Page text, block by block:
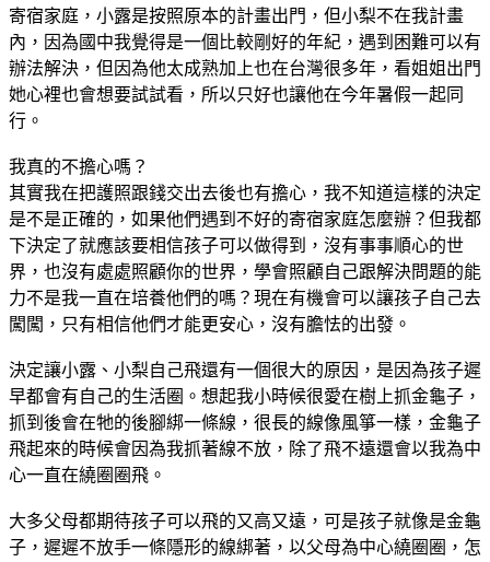
寄宿家庭，小露是按照原本的計畫出門，但小梨不在我計畫
內，因為國中我覺得是一個比較剛好的年紀，遇到困難可以有
辦法解決，但因為他太成熟加上也在台灣很多年，看姐姐出門
她心裡也會想要試試看，所以只好也讓他在今年暑假一起同
行。
我真的不擔心嗎？
其實我在把護照跟錢交出去後也有擔心，我不知道這樣的決定
是不是正確的，如果他們遇到不好的寄宿家庭怎麼辦？但我都
下決定了就應該要相信孩子可以做得到，沒有事事順心的世
界，也沒有處處照顧你的世界，學會照顧自己跟解決問題的能
力不是我一直在培養他們的嗎？現在有機會可以讓孩子自己去
闖闖，只有相信他們才能更安心，沒有膽怯的出發。
決定讓小露、小梨自己飛還有一個很大的原因，是因為孩子遲
早都會有自己的生活圈。想起我小時候很愛在樹上抓金龜子，
抓到後會在牠的後腳綁一條線，很長的線像風箏一樣，金龜子
飛起來的時候會因為我抓著線不放，除了飛不遠還會以我為中
心一直在繞圈圈飛。
大多父母都期待孩子可以飛的又高又遠，可是孩子就像是金龜
子，遲遲不放手一條隱形的線綁著，以父母為中心繞圈圈，怎